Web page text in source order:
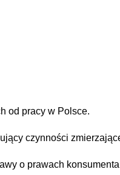
od pracy w Polsce.
czynności
o prawach